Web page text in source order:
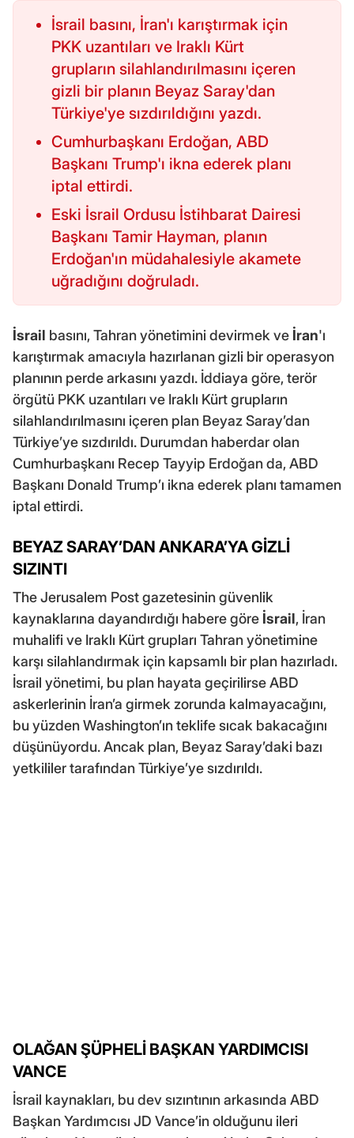
İsrail basını, İran'ı karıştırmak için
PKK uzantıları ve Iraklı Kürt
grupların silahlandırılmasını içeren
gizli bir planın Beyaz Saray'dan
Türkiye'ye sızdırıldığını yazdı.
Cumhurbaşkanı Erdoğan, ABD
Başkanı Trump'ı ikna ederek planı
iptal ettirdi.
Eski İsrail Ordusu İstihbarat Dairesi
Başkanı Tamir Hayman, planın
Erdoğan'ın müdahalesiyle akamete
uğradığını doğruladı.
İsrail basını, Tahran yönetimini devirmek ve İran'ı
karıştırmak amacıyla hazırlanan gizli bir operasyon
planının perde arkasını yazdı. İddiaya göre, terör
örgütü PKK uzantıları ve Iraklı Kürt grupların
silahlandırılmasını içeren plan Beyaz Saray’dan
Türkiye’ye sızdırıldı. Durumdan haberdar olan
Cumhurbaşkanı Recep Tayyip Erdoğan da, ABD
Başkanı Donald Trump’ı ikna ederek planı tamamen
iptal ettirdi.
BEYAZ SARAY’DAN ANKARA’YA GİZLİ
SIZINTI
The Jerusalem Post gazetesinin güvenlik
kaynaklarına dayandırdığı habere göre İsrail, İran
muhalifi ve Iraklı Kürt grupları Tahran yönetimine
karşı silahlandırmak için kapsamlı bir plan hazırladı.
İsrail yönetimi, bu plan hayata geçirilirse ABD
askerlerinin İran’a girmek zorunda kalmayacağını,
bu yüzden Washington’ın teklife sıcak bakacağını
düşünüyordu. Ancak plan, Beyaz Saray’daki bazı
yetkililer tarafından Türkiye’ye sızdırıldı.
OLAĞAN ŞÜPHELİ BAŞKAN YARDIMCISI
VANCE
İsrail kaynakları, bu dev sızıntının arkasında ABD
Başkan Yardımcısı JD Vance’in olduğunu ileri